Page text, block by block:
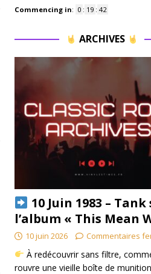
Commencing in: 0 : 19 : 41
ARCHIVES
10 Juin 1983 –
l’album « This Mean
10 juin 2026 Commentaires
À redécouvrir sans filtre,
rouvre une vieille boîte de